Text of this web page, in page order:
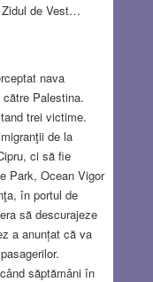
Zidul de Vest…
nava
Palestina.
trei victime.
de la
ci să fie
Park, Ocean Vigor
în portul de
să descurajeze
a anunțat că va
săptămâni în